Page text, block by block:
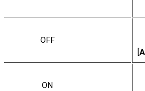
]
OFF
ON